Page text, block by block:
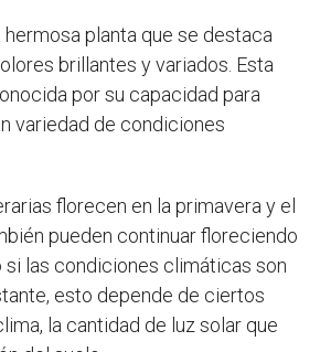
hermosa planta que se destaca
brillantes y variados. Esta
por su capacidad para
variedad de condiciones
florecen en la primavera y el
pueden continuar floreciendo
si las condiciones climáticas son
esto depende de ciertos
la cantidad de luz solar que